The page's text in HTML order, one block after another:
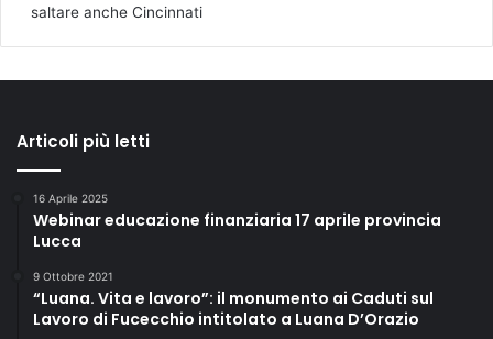
saltare anche Cincinnati
Articoli più letti
16 Aprile 2025
Webinar educazione finanziaria 17 aprile provincia
Lucca
9 Ottobre 2021
“Luana. Vita e lavoro”: il monumento ai Caduti sul
Lavoro di Fucecchio intitolato a Luana D’Orazio